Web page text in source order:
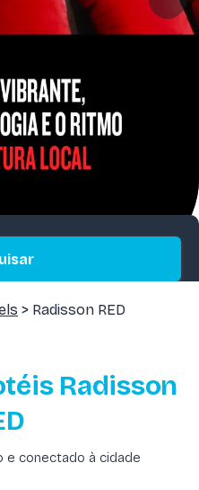
> Radisson RED
Radisson
e conectado à cidade